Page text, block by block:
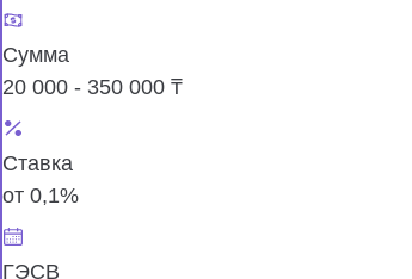
Сумма
20 000 - 350 000 ₸
Ставка
от 0,1%
ГЭСВ